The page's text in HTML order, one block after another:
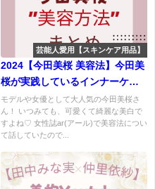
芸能人愛用【スキンケア用品】
2024【今田美桜 美容法】今田美
桜が実践しているインナーケ
ア・美容法(愛用マクラ・ビタミ
ン)などまとめ♡
モデルや女優として大人気の今田美桜さ
ん！ いつみても、可愛くて綺麗な美白で
すよね♡ 女性誌ar(アール)で美容法につい
て話していたので...